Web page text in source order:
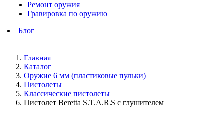
Ремонт оружия
Гравировка по оружию
Блог
Главная
Каталог
Оружие 6 мм (пластиковые пульки)
Пистолеты
Классические пистолеты
Пистолет Beretta S.T.A.R.S с глушителем